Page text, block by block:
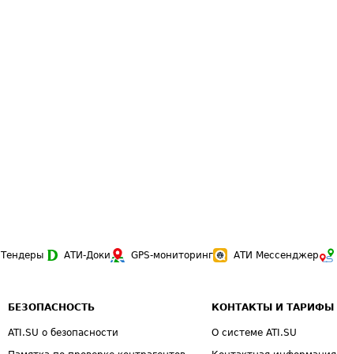
Тендеры АТИ-Доки GPS-мониторинг АТИ Мессенджер
БЕЗОПАСНОСТЬ
ATI.SU о безопасности
КОНТАКТЫ И ТАРИФЫ
О системе ATI.SU